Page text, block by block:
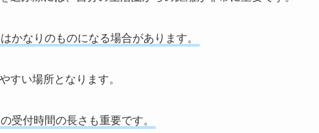
かなりのものになる場合があります。
すい場所となります。
受付時間の長さも重要です。